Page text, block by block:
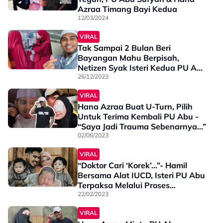
Azraa Timang Bayi Kedua
12/03/2024
VIRAL
Tak Sampai 2 Bulan Beri
Bayangan Mahu Berpisah,
Netizen Syak Isteri Kedua PU Abu
Hamil
26/12/2023
VIRAL
Hana Azraa Buat U-Turn, Pilih
Untuk Terima Kembali PU Abu -
“Saya Jadi Trauma Sebenarnya…”
02/06/2023
VIRAL
“Doktor Cari ‘Korek’…”- Hamil
Bersama Alat IUCD, Isteri PU Abu
Terpaksa Melalui Proses
Keluarkannya Tanpa Bius!
22/02/2023
VIRAL